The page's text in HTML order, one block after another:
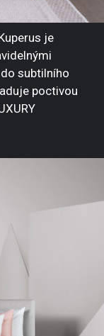
je
subtilního
poctivou